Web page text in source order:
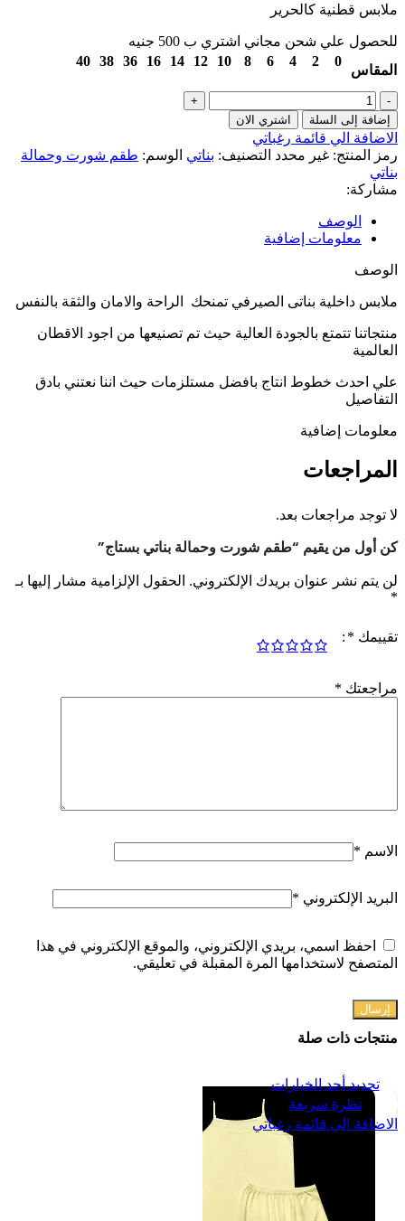
ملابس قطنية كالحرير
للحصول علي شحن مجاني اشتري ب 500 جنيه
المقاس
0
2
4
6
8
10
12
14
16
36
38
40
إضافة إلى السلة اشتري الان
الاضافة الي قائمة رغباتي
رمز المنتج: غير محدد التصنيف: بناتي الوسم: طقم شورت وحمالة
بناتي
مشاركة:
الوصف
معلومات إضافية
الوصف
ملابس داخلية بناتى الصيرفي تمنحك الراحة والامان والثقة بالنفس
منتجاتنا تتمتع بالجودة العالية حيث تم تصنيعها من اجود الاقطان
العالمية
علي احدث خطوط انتاج بافضل مستلزمات حيث اننا نعتني بادق
التفاصيل
معلومات إضافية
المراجعات
لا توجد مراجعات بعد.
كن أول من يقيم “طقم شورت وحمالة بناتي بستاج”
لن يتم نشر عنوان بريدك الإلكتروني. الحقول الإلزامية مشار إليها بـ
*
تقييمك *
مراجعتك *
الاسم *
البريد الإلكتروني *
احفظ اسمي، بريدي الإلكتروني، والموقع الإلكتروني في هذا
المتصفح لاستخدامها المرة المقبلة في تعليقي.
منتجات ذات صلة
تحديد أحد الخيارات
نظرة سريعة
الاضافة الي قائمة رغباتي